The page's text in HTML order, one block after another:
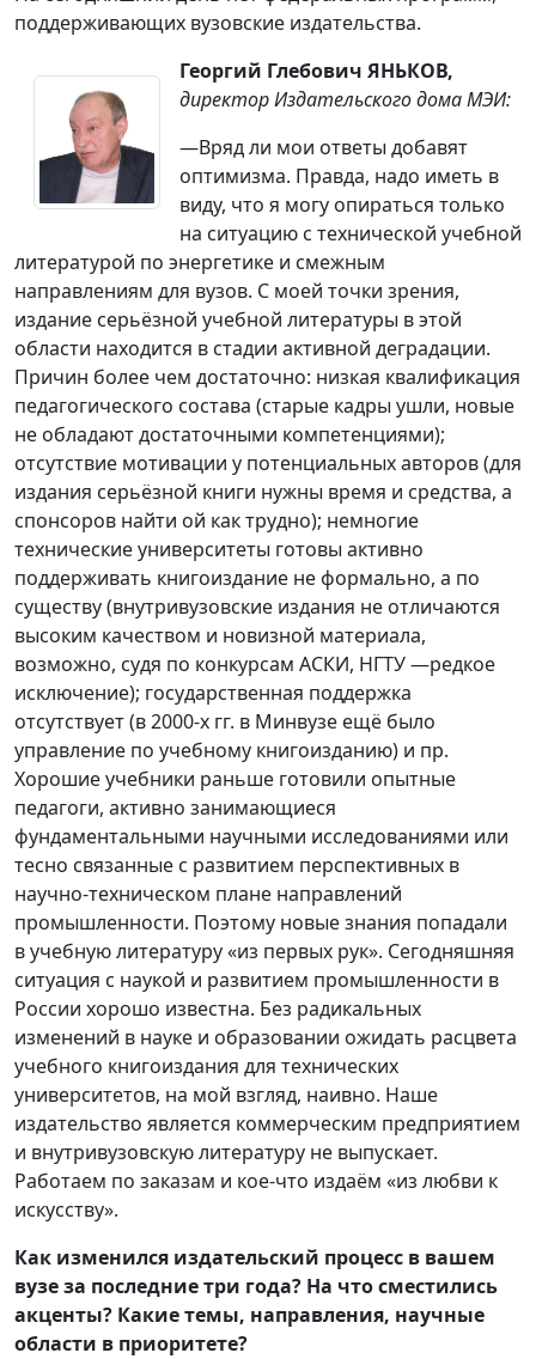
поддерживающих вузовские издательства.
Георгий Глебович ЯНЬКОВ,
директор Издательского дома МЭИ:
—Вряд ли мои ответы добавят
оптимизма. Правда, надо иметь в
виду, что я могу опираться только
на ситуацию с технической учебной
литературой по энергетике и смежным
направлениям для вузов. С моей точки зрения,
издание серьёзной учебной литературы в этой
области находится в стадии активной деградации.
Причин более чем достаточно: низкая квалификация
педагогического состава (старые кадры ушли, новые
не обладают достаточными компетенциями);
отсутствие мотивации у потенциальных авторов (для
издания серьёзной книги нужны время и средства, а
спонсоров найти ой как трудно); немногие
технические университеты готовы активно
поддерживать книгоиздание не формально, а по
существу (внутривузовские издания не отличаются
высоким качеством и новизной материала,
возможно, судя по конкурсам АСКИ, НГТУ —редкое
исключение); государственная поддержка
отсутствует (в 2000-х гг. в Минвузе ещё было
управление по учебному книгоизданию) и пр.
Хорошие учебники раньше готовили опытные
педагоги, активно занимающиеся
фундаментальными научными исследованиями или
тесно связанные с развитием перспективных в
научно-техническом плане направлений
промышленности. Поэтому новые знания попадали
в учебную литературу «из первых рук». Сегодняшняя
ситуация с наукой и развитием промышленности в
России хорошо известна. Без радикальных
изменений в науке и образовании ожидать расцвета
учебного книгоиздания для технических
университетов, на мой взгляд, наивно. Наше
издательство является коммерческим предприятием
и внутривузовскую литературу не выпускает.
Работаем по заказам и кое-что издаём «из любви к
искусству».
Как изменился издательский процесс в вашем
вузе за последние три года? На что сместились
акценты? Какие темы, направления, научные
области в приоритете?